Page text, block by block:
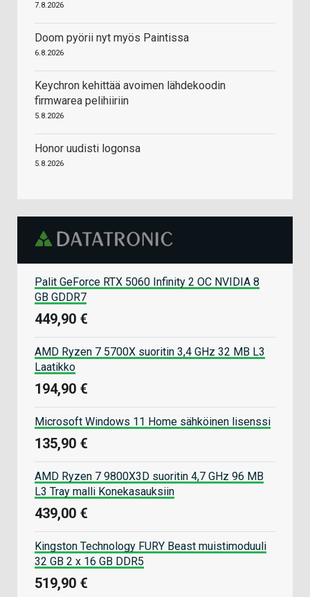
7.8.2026
Doom pyörii nyt myös Paintissa
6.8.2026
Keychron kehittää avoimen lähdekoodin
firmwarea pelihiiriin
5.8.2026
Honor uudisti logonsa
5.8.2026
Palit GeForce RTX 5060 Infinity 2 OC NVIDIA 8
GB GDDR7
449,90 €
AMD Ryzen 7 5700X suoritin 3,4 GHz 32 MB L3
Laatikko
194,90 €
Microsoft Windows 11 Home sähköinen lisenssi
135,90 €
AMD Ryzen 7 9800X3D suoritin 4,7 GHz 96 MB
L3 Tray malli Konekasauksiin
439,00 €
Kingston Technology FURY Beast muistimoduuli
32 GB 2 x 16 GB DDR5
519,90 €